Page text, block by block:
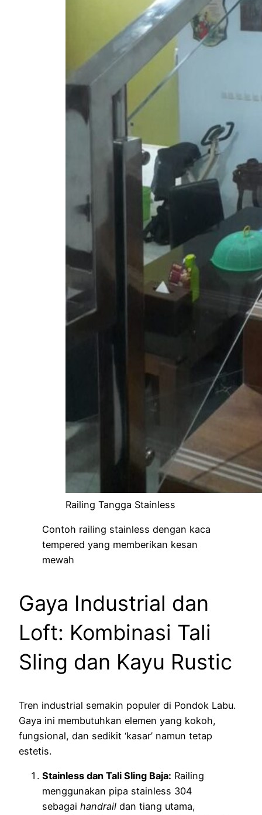
Railing Tangga Stainless
Contoh railing stainless dengan kaca
tempered yang memberikan kesan
mewah
Gaya Industrial dan
Loft: Kombinasi Tali
Sling dan Kayu Rustic
Tren industrial semakin populer di Pondok Labu.
Gaya ini membutuhkan elemen yang kokoh,
fungsional, dan sedikit ‘kasar’ namun tetap
estetis.
Stainless dan Tali Sling Baja: Railing
menggunakan pipa stainless 304
sebagai handrail dan tiang utama,